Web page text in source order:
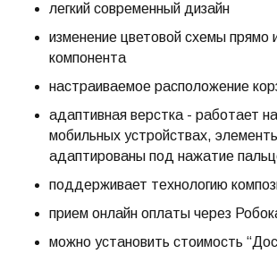
легкий современный дизайн
изменение цветовой схемы прямо
компонента
настраиваемое расположение
адаптивная верстка - работает
мобильных устройствах,
адаптированы под нажатие
поддерживает технологию
прием онлайн оплаты через
можно установить стоимость